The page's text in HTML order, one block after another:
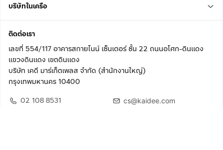
บริษัทในเครือ
ติดต่อเรา
เลขที่ 554/117 อาคารสกายไนน์ เซ็นเตอร์ ชั้น 22 ถนนอโศก-ดินแดง
แขวงดินแดง เขตดินแดง
บริษัท เคดี มาร์เก็ตเพลส จำกัด (สำนักงานใหญ่)
กรุงเทพมหานคร 10400
02 108 8531
cs@kaidee.com